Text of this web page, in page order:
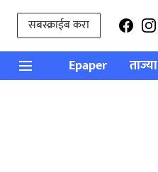
सबस्क्राईब करा
Epaper ताज्या